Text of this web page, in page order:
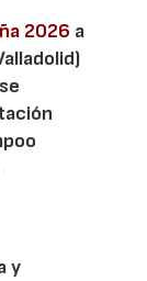
2026 a
y